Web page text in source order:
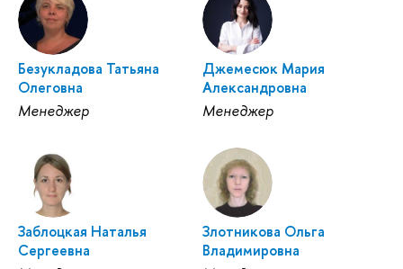
Безукладова Татьяна
Олеговна
Менеджер
Джемесюк Мария
Александровна
Менеджер
Заблоцкая Наталья
Сергеевна
Злотникова Ольга
Владимировна